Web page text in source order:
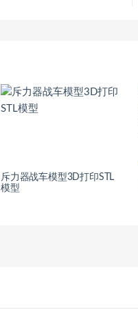
斥力器战车模型3D打印STL
模型